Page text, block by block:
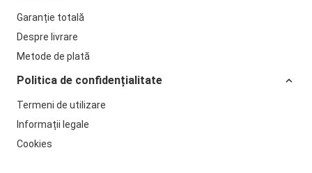
Garanție totală
Despre livrare
Metode de plată
Politica de confidențialitate
Termeni de utilizare
Informații legale
Cookies